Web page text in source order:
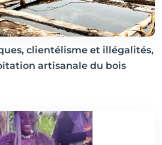
clientélisme et illégalités,
artisanale du bois